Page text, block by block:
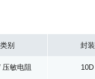
类别 封装
压敏电阻 10D